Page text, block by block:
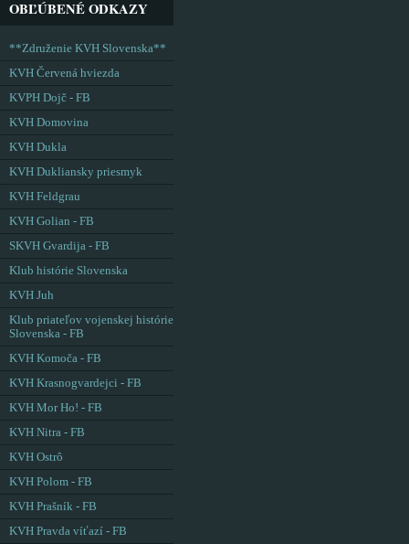
OBĽÚBENÉ ODKAZY
**Združenie KVH Slovenska**
KVH Červená hviezda
KVPH Dojč - FB
KVH Domovina
KVH Dukla
KVH Dukliansky priesmyk
KVH Feldgrau
KVH Golian - FB
SKVH Gvardija - FB
Klub histórie Slovenska
KVH Juh
Klub priateľov vojenskej histórie
Slovenska - FB
KVH Komoča - FB
KVH Krasnogvardejci - FB
KVH Mor Ho! - FB
KVH Nitra - FB
KVH Ostrô
KVH Polom - FB
KVH Prašník - FB
KVH Pravda víťazí - FB